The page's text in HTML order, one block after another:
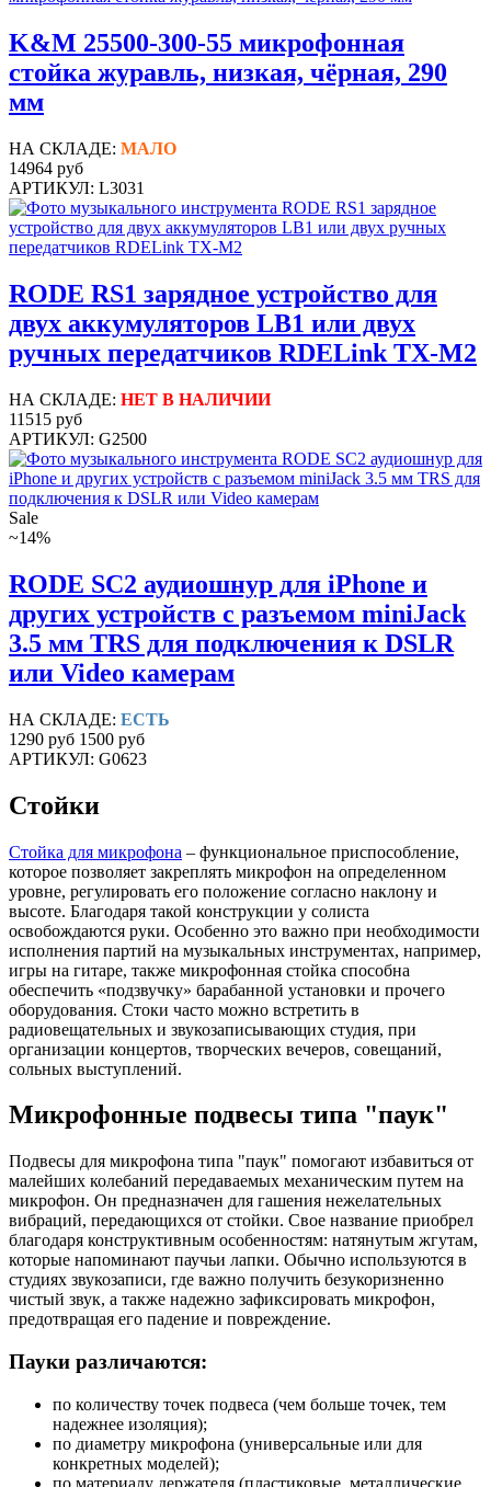
K&M 25500-300-55 микрофонная
стойка журавль, низкая, чёрная, 290
мм
НА СКЛАДЕ: МАЛО
14964 руб
АРТИКУЛ: L3031
RODE RS1 зарядное устройство для
двух аккумуляторов LB1 или двух
ручных передатчиков RDELink TX-M2
НА СКЛАДЕ: НЕТ В НАЛИЧИИ
11515 руб
АРТИКУЛ: G2500
Sale
~14%
RODE SC2 аудиошнур для iPhone и
других устройств с разъемом miniJack
3.5 мм TRS для подключения к DSLR
или Video камерам
НА СКЛАДЕ: ЕСТЬ
1290 руб 1500 руб
АРТИКУЛ: G0623
Стойки
Стойка для микрофона – функциональное приспособление,
которое позволяет закреплять микрофон на определенном
уровне, регулировать его положение согласно наклону и
высоте. Благодаря такой конструкции у солиста
освобождаются руки. Особенно это важно при необходимости
исполнения партий на музыкальных инструментах, например,
игры на гитаре, также микрофонная стойка способна
обеспечить «подзвучку» барабанной установки и прочего
оборудования. Стоки часто можно встретить в
радиовещательных и звукозаписывающих студия, при
организации концертов, творческих вечеров, совещаний,
сольных выступлений.
Микрофонные подвесы типа "паук"
Подвесы для микрофона типа "паук" помогают избавиться от
малейших колебаний передаваемых механическим путем на
микрофон. Он предназначен для гашения нежелательных
вибраций, передающихся от стойки. Свое название приобрел
благодаря конструктивным особенностям: натянутым жгутам,
которые напоминают паучьи лапки. Обычно используются в
студиях звукозаписи, где важно получить безукоризненно
чистый звук, а также надежно зафиксировать микрофон,
предотвращая его падение и повреждение.
Пауки различаются:
по количеству точек подвеса (чем больше точек, тем
надежнее изоляция);
по диаметру микрофона (универсальные или для
конкретных моделей);
по материалу держателя (пластиковые, металлические,